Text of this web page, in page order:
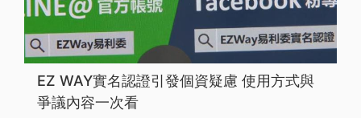
EZ WAY實名認證引發個資疑慮 使用方式與
爭議內容一次看